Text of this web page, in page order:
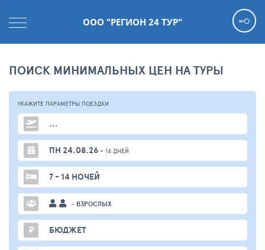
ООО "РЕГИОН 24 ТУР"
ПОИСК МИНИМАЛЬНЫХ ЦЕН НА ТУРЫ
УКАЖИТЕ ПАРАМЕТРЫ ПОЕЗДКИ
...
ПН 24.08.26 + 14 ДНЕЙ
7 - 14 НОЧЕЙ
- ВЗРОСЛЫХ
₽ БЮДЖЕТ